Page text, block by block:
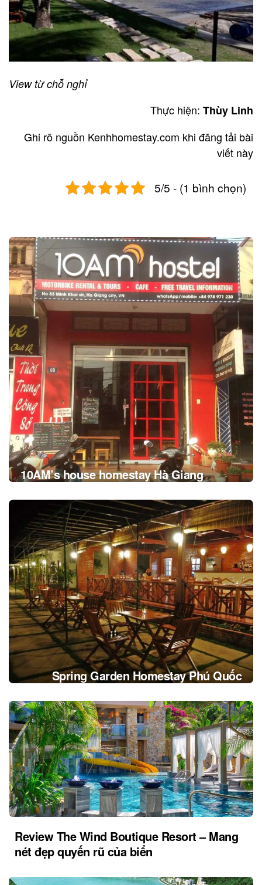
View từ chỗ nghỉ
Thực hiện: Thùy Linh
Ghi rõ nguồn Kenhhomestay.com khi đăng tải bài
viết này
5/5 - (1 bình chọn)
Post
navigation
10AM’s house homestay Hà Giang
Spring Garden Homestay Phú Quốc
Review The Wind Boutique Resort – Mang
nét đẹp quyến rũ của biển